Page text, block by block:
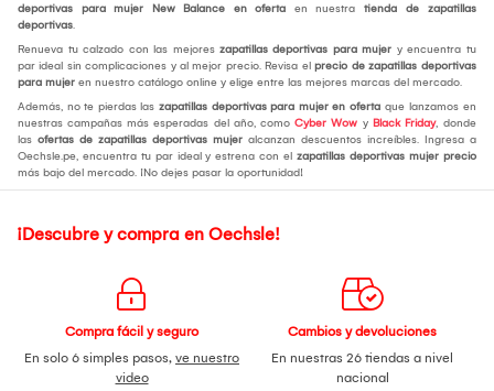
deportivas para mujer New Balance en oferta en nuestra tienda de zapatillas
deportivas.
Renueva tu calzado con las mejores zapatillas deportivas para mujer y encuentra tu
par ideal sin complicaciones y al mejor precio. Revisa el precio de zapatillas deportivas
para mujer en nuestro catálogo online y elige entre las mejores marcas del mercado.
Además, no te pierdas las zapatillas deportivas para mujer en oferta que lanzamos en
nuestras campañas más esperadas del año, como Cyber Wow y Black Friday, donde
las ofertas de zapatillas deportivas mujer alcanzan descuentos increíbles. Ingresa a
Oechsle.pe, encuentra tu par ideal y estrena con el zapatillas deportivas mujer precio
más bajo del mercado. ¡No dejes pasar la oportunidad!
¡Descubre y compra en Oechsle!
Compra fácil y seguro
En solo 6 simples pasos, ve nuestro
video
Cambios y devoluciones
En nuestras 26 tiendas a nivel
nacional